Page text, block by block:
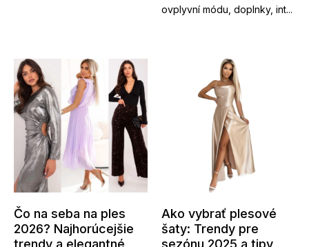
ovplyvní módu, doplnky, int...
Čo na seba na ples
2026? Najhorúcejšie
trendy a elegantné
Ako vybrať plesové
šaty: Trendy pre
sezónu 2025 a tipy